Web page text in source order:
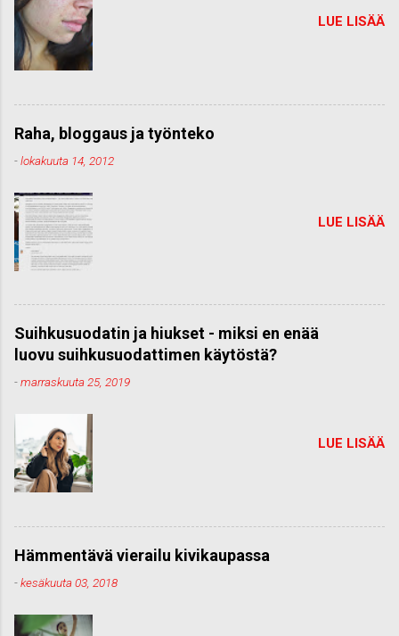
LUE LISÄÄ
Raha, bloggaus ja työnteko
-lokakuuta 14, 2012
LUE LISÄÄ
Suihkusuodatin ja hiukset - miksi en enää
luovu suihkusuodattimen käytöstä?
-marraskuuta 25, 2019
LUE LISÄÄ
Hämmentävä vierailu kivikaupassa
-kesäkuuta 03, 2018